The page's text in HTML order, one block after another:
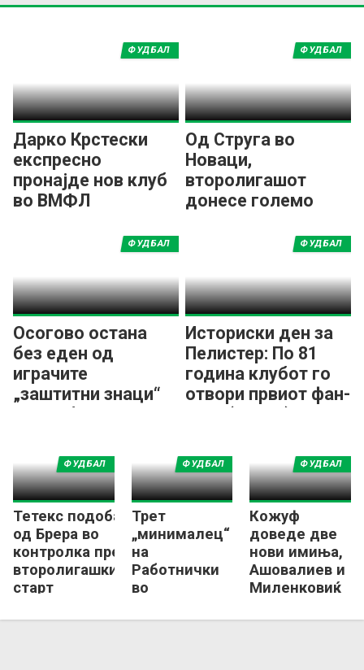
Дарко Крстески
експресно
пронајде нов клуб
во ВМФЛ
ФУДБАЛ
Од Струга во
Новаци,
второлигашот
донесе големо
средниот ред!
ФУДБАЛ
Осогово остана
без еден од
играчите
„заштитни знаци“
на клубот!
ФУДБАЛ
Историски ден за
Пелистер: По 81
година клубот го
отвори првиот фан-
шоп! (ФОТО)
ФУДБАЛ
Тетекс подобар
од Брера во
контролка пред
второлигашкиот
старт
ФУДБАЛ
Трет
„минималец“
на
Работнички
во
ФУДБАЛ
Кожуф
доведе две
нови имиња,
Ашовалиев и
Миленковиќ
во Гевгелија
ФУДБАЛ